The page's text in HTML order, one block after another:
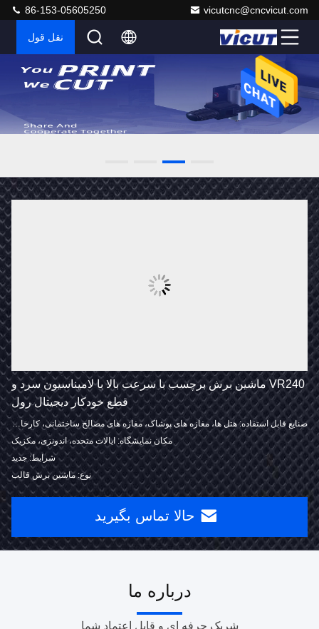
vicutcnc@cncvicut.com
86-153-05605250
نقل قول
VR240 ماشین برش برچسب با سرعت بالا با لامیناسیون سرد و
قطع خودکار دیجیتال رول
صنایع قابل استفاده: هتل ها، مغازه های پوشاک، مغازه های مصالح ساختمانی، کارخانه تولیدی، تعمیرگاه های ماشین آلات، کارخانه
مکان نمایشگاه: ایالات متحده، اندونزی، مکزیک
شرایط: جدید
نوع: ماشین برش قالب
حالا تماس بگیرید
درباره ما
شريک حرفه اي و قابل اعتماد شما